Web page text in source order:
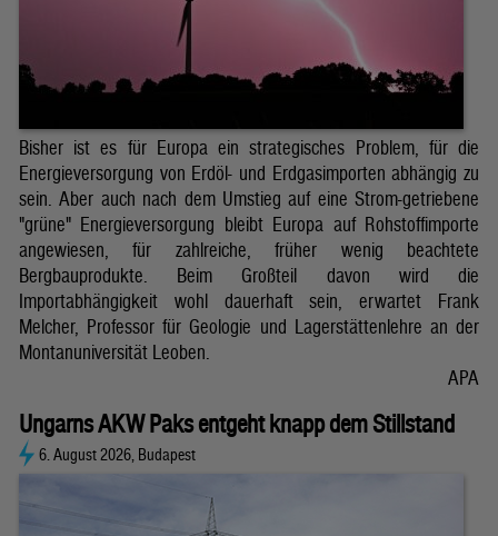
Bisher ist es für Europa ein strategisches Problem, für die
Energieversorgung von Erdöl- und Erdgasimporten abhängig zu
sein. Aber auch nach dem Umstieg auf eine Strom-getriebene
"grüne" Energieversorgung bleibt Europa auf Rohstoffimporte
angewiesen, für zahlreiche, früher wenig beachtete
Bergbauprodukte. Beim Großteil davon wird die
Importabhängigkeit wohl dauerhaft sein, erwartet Frank
Melcher, Professor für Geologie und Lagerstättenlehre an der
Montanuniversität Leoben.
APA
Ungarns AKW Paks entgeht knapp dem Stillstand
6. August 2026, Budapest